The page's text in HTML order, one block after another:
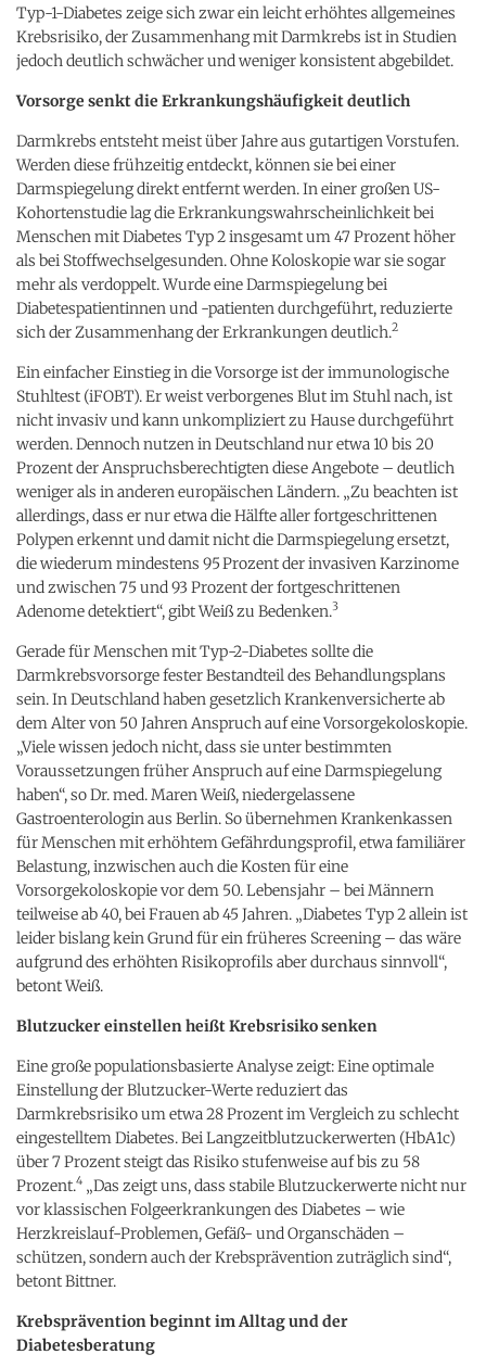
Typ-1-Diabetes zeige sich zwar ein leicht erhöhtes allgemeines
Krebsrisiko, der Zusammenhang mit Darmkrebs ist in Studien
jedoch deutlich schwächer und weniger konsistent abgebildet.
Vorsorge senkt die Erkrankungshäufigkeit deutlich
Darmkrebs entsteht meist über Jahre aus gutartigen Vorstufen.
Werden diese frühzeitig entdeckt, können sie bei einer
Darmspiegelung direkt entfernt werden. In einer großen US-
Kohortenstudie lag die Erkrankungswahrscheinlichkeit bei
Menschen mit Diabetes Typ 2 insgesamt um 47 Prozent höher
als bei Stoffwechselgesunden. Ohne Koloskopie war sie sogar
mehr als verdoppelt. Wurde eine Darmspiegelung bei
Diabetespatientinnen und -patienten durchgeführt, reduzierte
sich der Zusammenhang der Erkrankungen deutlich.2
Ein einfacher Einstieg in die Vorsorge ist der immunologische
Stuhltest (iFOBT). Er weist verborgenes Blut im Stuhl nach, ist
nicht invasiv und kann unkompliziert zu Hause durchgeführt
werden. Dennoch nutzen in Deutschland nur etwa 10 bis 20
Prozent der Anspruchsberechtigten diese Angebote – deutlich
weniger als in anderen europäischen Ländern. „Zu beachten ist
allerdings, dass er nur etwa die Hälfte aller fortgeschrittenen
Polypen erkennt und damit nicht die Darmspiegelung ersetzt,
die wiederum mindestens 95 Prozent der invasiven Karzinome
und zwischen 75 und 93 Prozent der fortgeschrittenen
Adenome detektiert“, gibt Weiß zu Bedenken.3
Gerade für Menschen mit Typ-2-Diabetes sollte die
Darmkrebsvorsorge fester Bestandteil des Behandlungsplans
sein. In Deutschland haben gesetzlich Krankenversicherte ab
dem Alter von 50 Jahren Anspruch auf eine Vorsorgekoloskopie.
„Viele wissen jedoch nicht, dass sie unter bestimmten
Voraussetzungen früher Anspruch auf eine Darmspiegelung
haben“, so Dr. med. Maren Weiß, niedergelassene
Gastroenterologin aus Berlin. So übernehmen Krankenkassen
für Menschen mit erhöhtem Gefährdungsprofil, etwa familiärer
Belastung, inzwischen auch die Kosten für eine
Vorsorgekoloskopie vor dem 50. Lebensjahr – bei Männern
teilweise ab 40, bei Frauen ab 45 Jahren. „Diabetes Typ 2 allein ist
leider bislang kein Grund für ein früheres Screening – das wäre
aufgrund des erhöhten Risikoprofils aber durchaus sinnvoll“,
betont Weiß.
Blutzucker einstellen heißt Krebsrisiko senken
Eine große populationsbasierte Analyse zeigt: Eine optimale
Einstellung der Blutzucker-Werte reduziert das
Darmkrebsrisiko um etwa 28 Prozent im Vergleich zu schlecht
eingestelltem Diabetes. Bei Langzeitblutzuckerwerten (HbA1c)
über 7 Prozent steigt das Risiko stufenweise auf bis zu 58
Prozent.4 „Das zeigt uns, dass stabile Blutzuckerwerte nicht nur
vor klassischen Folgeerkrankungen des Diabetes – wie
Herzkreislauf-Problemen, Gefäß- und Organschäden –
schützen, sondern auch der Krebsprävention zuträglich sind“,
betont Bittner.
Krebsprävention beginnt im Alltag und der
Diabetesberatung